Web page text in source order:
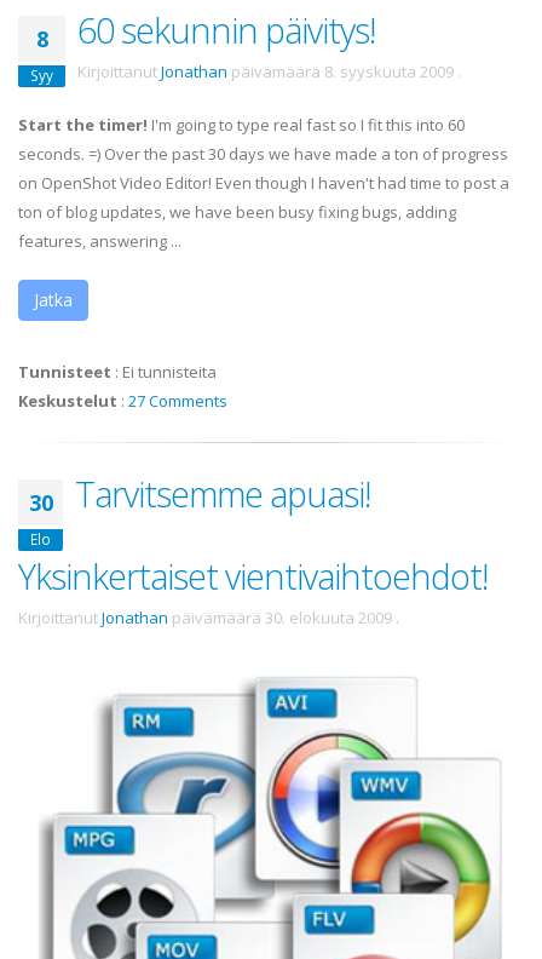
8
Syy
60 sekunnin päivitys!
KirjoittanutJonathan päivämäärä 8. syyskuuta 2009 .
Start the timer! I'm going to type real fast so I fit this into 60
seconds. =) Over the past 30 days we have made a ton of progress
on OpenShot Video Editor! Even though I haven't had time to post a
ton of blog updates, we have been busy fixing bugs, adding
features, answering ...
Jatka
Tunnisteet : Ei tunnisteita
Keskustelut : 27 Comments
30
Elo
Tarvitsemme apuasi!
Yksinkertaiset vientivaihtoehdot!
KirjoittanutJonathan päivämäärä 30. elokuuta 2009 .